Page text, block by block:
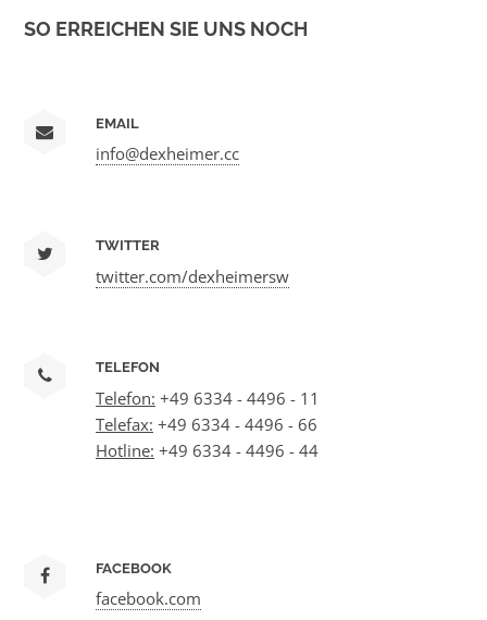
SO ERREICHEN SIE UNS NOCH
EMAIL
info@dexheimer.cc
TWITTER
twitter.com/dexheimersw
TELEFON
Telefon: +49 6334 - 4496 - 11
Telefax: +49 6334 - 4496 - 66
Hotline: +49 6334 - 4496 - 44
FACEBOOK
facebook.com